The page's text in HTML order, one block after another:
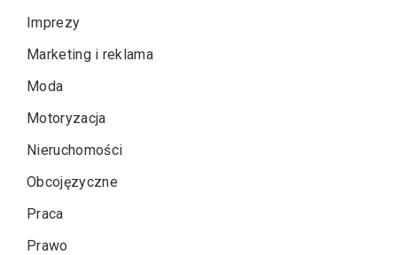
Imprezy
Marketing i reklama
Moda
Motoryzacja
Nieruchomości
Obcojęzyczne
Praca
Prawo